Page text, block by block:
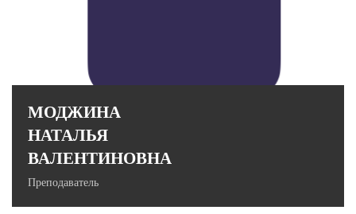
МОДЖИНА
НАТАЛЬЯ
ВАЛЕНТИНОВНА
Преподаватель